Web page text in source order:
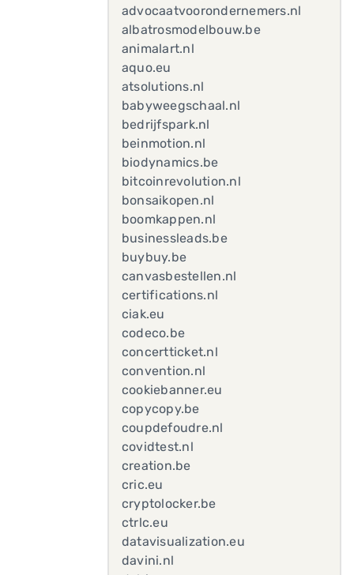
advocaatvoorondernemers.nl
albatrosmodelbouw.be
animalart.nl
aquo.eu
atsolutions.nl
babyweegschaal.nl
bedrijfspark.nl
beinmotion.nl
biodynamics.be
bitcoinrevolution.nl
bonsaikopen.nl
boomkappen.nl
businessleads.be
buybuy.be
canvasbestellen.nl
certifications.nl
ciak.eu
codeco.be
concertticket.nl
convention.nl
cookiebanner.eu
copycopy.be
coupdefoudre.nl
covidtest.nl
creation.be
cric.eu
cryptolocker.be
ctrlc.eu
datavisualization.eu
davini.nl